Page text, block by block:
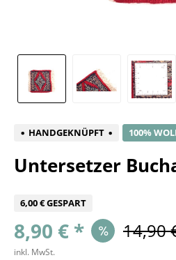
HANDGEKNÜPFT 100%
Untersetzer
6,00 € GESPART
8,90 € * 14,90
inkl. MwSt.